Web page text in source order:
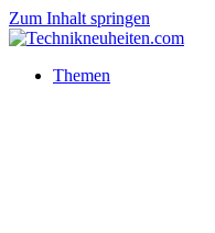
Zum Inhalt springen
Themen